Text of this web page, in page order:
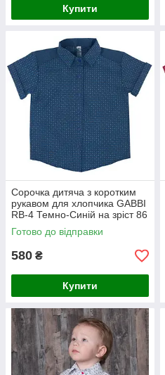
Купити
Сорочка дитяча з коротким
рукавом для хлопчика GABBI
RB-4 Темно-Синій на зріст 86
(11292)
Готово до відправки
580 ₴
Купити